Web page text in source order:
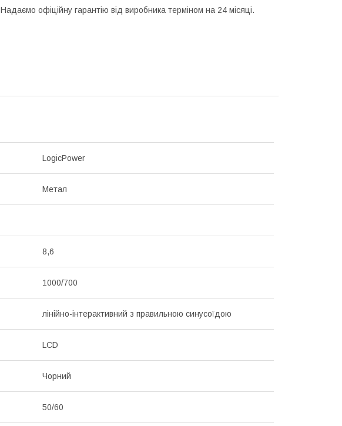
Надаємо офіційну гарантію від виробника терміном на 24 місяці.
LogicPower
Метал
8,6
1000/700
лінійно-інтерактивний з правильною синусоїдою
LCD
Чорний
50/60